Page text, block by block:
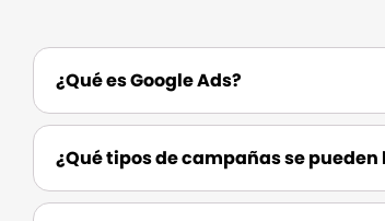
¿Qué es Google Ads?
¿Qué tipos de campañas se pueden